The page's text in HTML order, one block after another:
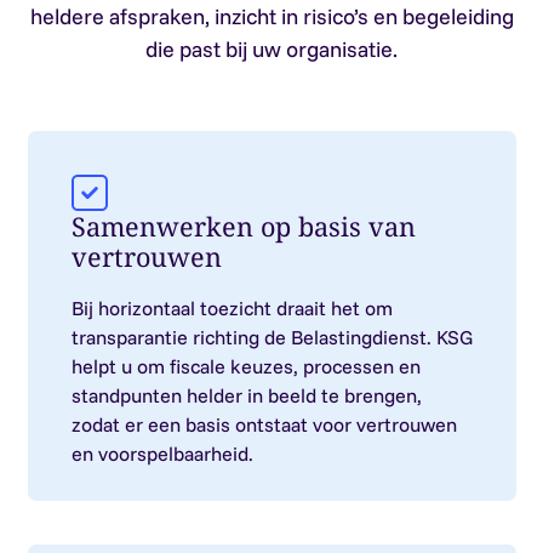
heldere afspraken, inzicht in risico’s en begeleiding
die past bij uw organisatie.
Samenwerken op basis van
vertrouwen
Bij horizontaal toezicht draait het om
transparantie richting de Belastingdienst. KSG
helpt u om fiscale keuzes, processen en
standpunten helder in beeld te brengen,
zodat er een basis ontstaat voor vertrouwen
en voorspelbaarheid.